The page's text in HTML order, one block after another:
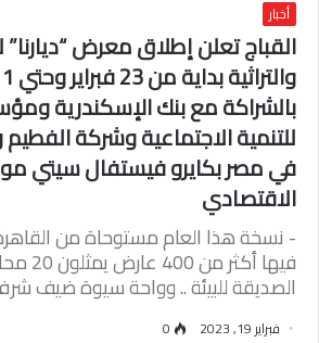
أخبار
القباج تعلن إطلاق معرض “ديارنا”
بالشراكة مع بنك الإسكندرية
للتنمية الاجتماعية وشركة الفطيم
في مصر بكايرو فيستفال سيتي
الاقتصادي
- نسخة هذا العام مستوحاة من
فيها
الصديقة للبيئة .. وواحة سيوة ضيف
فبراير 19, 2023 0